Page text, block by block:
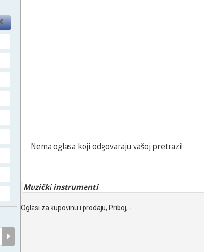
Nema oglasa koji odgovaraju vašoj pretrazi!
Muzički instrumenti
Oglasi za kupovinu i prodaju, Priboj, -